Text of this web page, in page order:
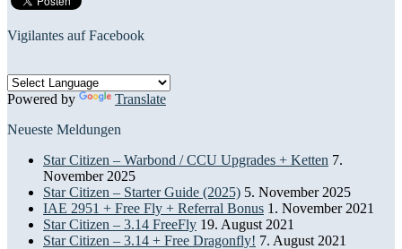
Vigilantes auf Facebook
Powered by
Translate
Neueste Meldungen
Star Citizen – Warbond / CCU Upgrades + Ketten 7.
November 2025
Star Citizen – Starter Guide (2025) 5. November 2025
IAE 2951 + Free Fly + Referral Bonus 1. November 2021
Star Citizen – 3.14 FreeFly 19. August 2021
Star Citizen – 3.14 + Free Dragonfly! 7. August 2021